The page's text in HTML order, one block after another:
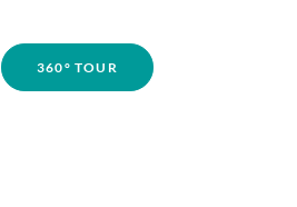
360° TOUR